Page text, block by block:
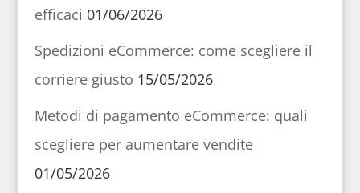
efficaci 01/06/2026
Spedizioni eCommerce: come scegliere il
corriere giusto 15/05/2026
Metodi di pagamento eCommerce: quali
scegliere per aumentare vendite
01/05/2026